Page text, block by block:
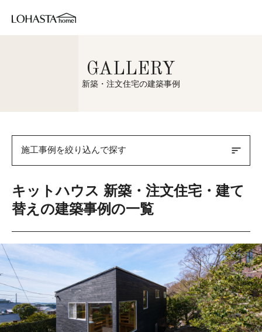
GALLERY
新築・注文住宅の建築事例
sort
施工事例を絞り込んで探す
キットハウス 新築・注文住宅・建て
替えの建築事例の一覧